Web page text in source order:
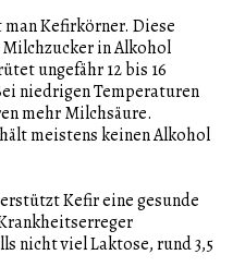
Kefirkörner. Diese
in Alkohol
ungefähr 12 bis 16
niedrigen Temperaturen
mehr Milchsäure.
meistens keinen Alkohol
Kefir eine gesunde
nicht viel Laktose, rund 3,5